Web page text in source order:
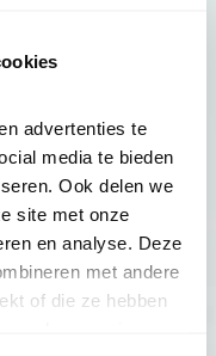
advertenties te
media te bieden
Ook delen we
site met onze
en analyse. Deze
met andere
of die ze hebben